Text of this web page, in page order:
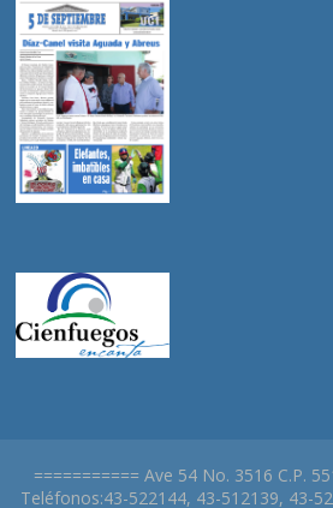
=========== Ave 54 No. 3516 C.P.
Teléfonos:43-522144, 43-512139, 43-